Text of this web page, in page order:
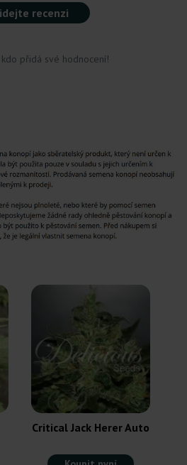
recenzi
přidá své hodnocení!
Critical Jack Herer Auto